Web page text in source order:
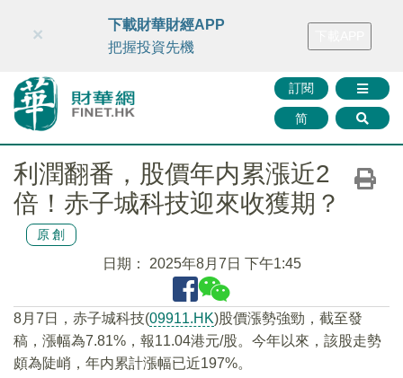
財華智庫網 FINTV FINMETA 財華證券 媒體矩陣
訂閱
简
×
下載財華財經APP
把握投資先機
利潤翻番，股價年内累漲近2
倍！赤子城科技迎來收獲期？
原創
日期： 2025年8月7日 下午1:45
8月7日，赤子城科技(09911.HK)股價漲勢強勁，截至發
稿，漲幅為7.81%，報11.04港元/股。今年以來，該股走勢
頗為陡峭，年内累計漲幅已近197%。